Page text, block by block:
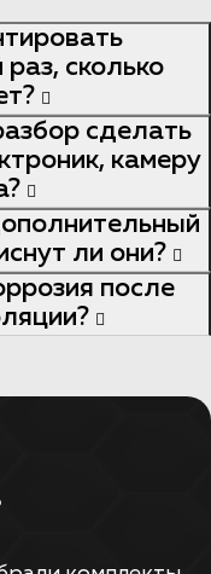
сколько
сделать
камеру
ли они?
после